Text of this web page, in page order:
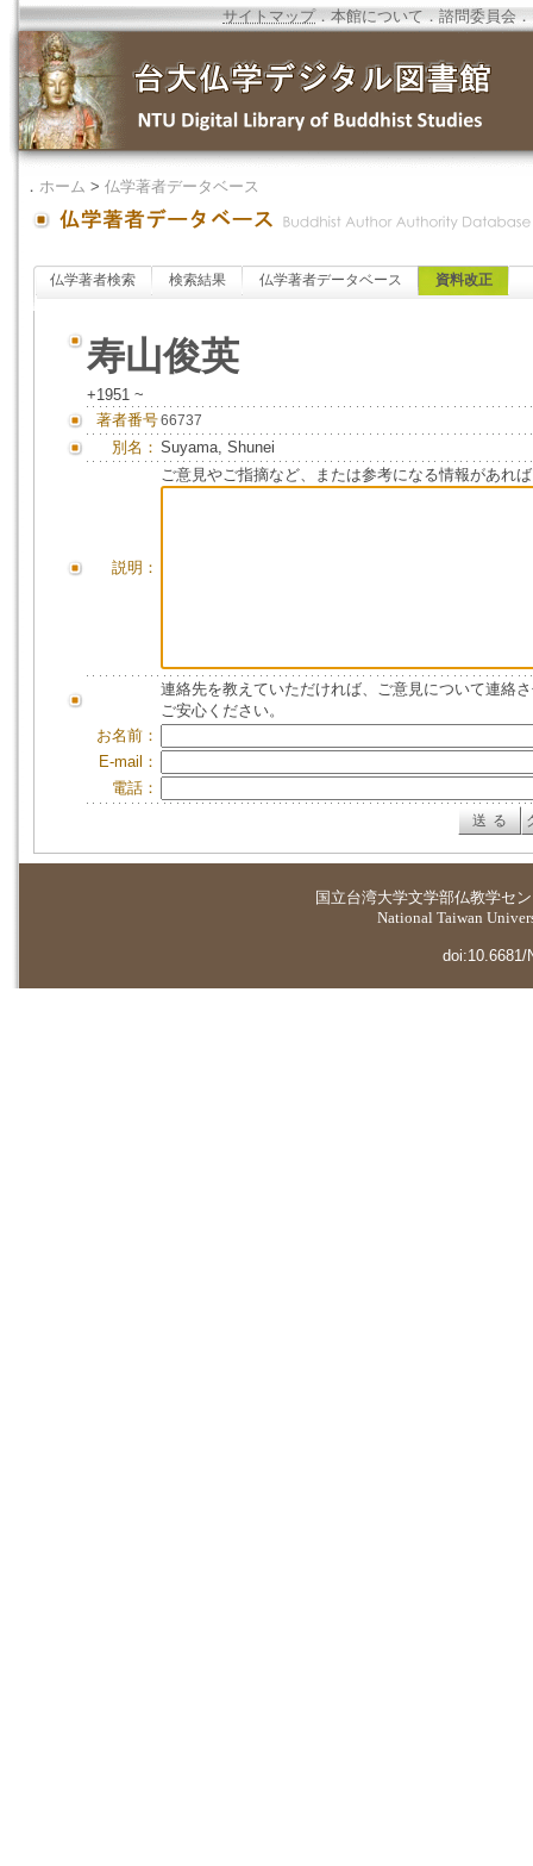
サイトマップ．本館について ．諮問委員会 ．
． ホーム > 仏学著者データベース
仏学著者検索 検索結果 仏学著者データベース 資料改正
寿山俊英
+1951 ~
著者番号66737
別名： Suyama, Shunei
説明：
ご意見やご指摘など、または参考になる情報があれ
連絡先を教えていただければ、ご意見について連絡
ご安心ください。
お名前：
E-mail：
電話：
国立台湾大学文学部仏教学セ
National Taiwan
doi:10.6681/